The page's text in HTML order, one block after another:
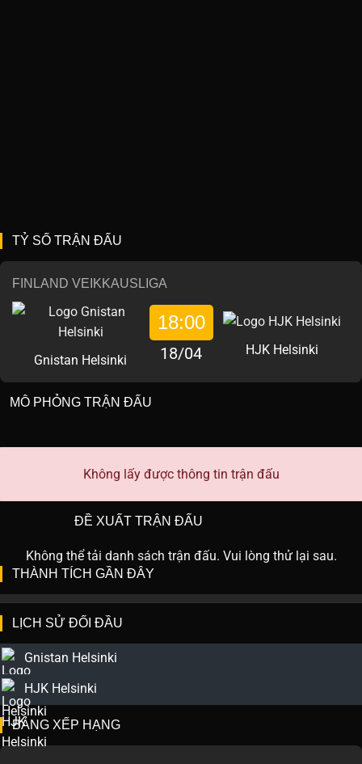
TỶ SỐ TRẬN ĐẤU
FINLAND VEIKKAUSLIGA
Gnistan Helsinki
18:00
18/04 HJK Helsinki
MÔ PHỎNG TRẬN ĐẤU
Không lấy được thông tin trận đấu
ĐỀ XUẤT TRẬN ĐẤU
Không thể tải danh sách trận đấu. Vui lòng thử lại sau.
THÀNH TÍCH GẦN ĐÂY
LỊCH SỬ ĐỐI ĐẦU
Gnistan Helsinki
HJK Helsinki
BẢNG XẾP HẠNG